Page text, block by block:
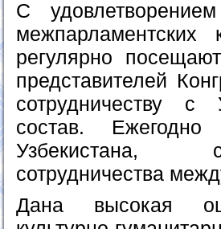
С
межпарламентских
регулярно
представителей
сотрудничеству с
состав.
Узбекистана,
сотрудничества
Дана высокая